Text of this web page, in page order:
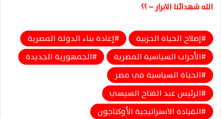
الله شهدائنا الابرار – ؟؟
إصلاح الحياة الحزبية
إعادة بناء الدولة المصرية
الأحزاب السياسية المصرية
الجمهورية الجديدة
الحياة السياسية في مصر
الرئيس عبد الفتاح السيسي
القيادة الاستراتيجية الأوكتاجون